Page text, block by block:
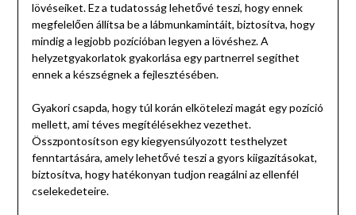
lövéseiket. Ez a tudatosság lehetővé teszi, hogy ennek
megfelelően állítsa be a lábmunkamintáit, biztosítva, hogy
mindig a legjobb pozícióban legyen a lövéshez. A
helyzetgyakorlatok gyakorlása egy partnerrel segíthet
ennek a készségnek a fejlesztésében.
Gyakori csapda, hogy túl korán elkötelezi magát egy pozíció
mellett, ami téves megítélésekhez vezethet.
Összpontosítson egy kiegyensúlyozott testhelyzet
fenntartására, amely lehetővé teszi a gyors kiigazításokat,
biztosítva, hogy hatékonyan tudjon reagálni az ellenfél
cselekedeteire.